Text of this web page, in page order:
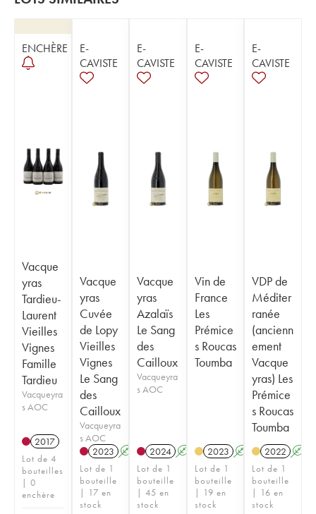
ENCHÈRE
Vacque
yras
Tardieu-
Laurent
Vieilles
Vignes
Famille
Tardieu
Vacqueyra
s AOC
2017
Lot de 4
bouteilles
| 0
enchère
E-
CAVISTE
Vacque
yras
Cuvée
de Lopy
Vieilles
Vignes
Le Sang
des
Cailloux
Vacqueyra
s AOC
2023 A
Lot de 1
bouteille
| 17 en
stock
E-
CAVISTE
Vacque
yras
Azalaïs
Le Sang
des
Cailloux
Vacqueyra
s AOC
2024 A
Lot de 1
bouteille
| 45 en
stock
E-
CAVISTE
Vin de
France
Les
Prémice
s Roucas
Toumba
2023 A
Lot de 1
bouteille
| 19 en
stock
E-
CAVISTE
VDP de
Méditer
ranée
(ancienn
ement
Vacque
yras) Les
Prémice
s Roucas
Toumba
2022 A
Lot de 1
bouteille
| 16 en
stock